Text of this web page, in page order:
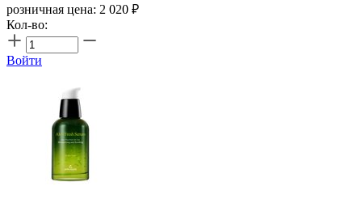
розничная цена: 2 020 ₽
Кол-во:
Войти